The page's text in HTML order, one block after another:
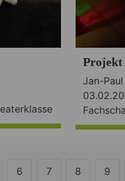
Projekt
Jan-
6 7 8 9